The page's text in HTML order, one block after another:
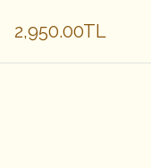
2,950.00TL